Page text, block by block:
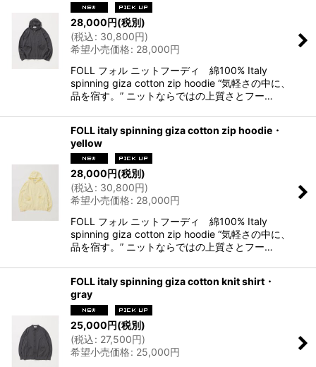
28,000円(税別)
(税込: 30,800円)
希望小売価格: 28,000円
FOLL フォル ニットフーディ 綿100% Italy
spinning giza cotton zip hoodie “気軽さの中に、
品を宿す。” ニットならではの上質さとフー…
FOLL italy spinning giza cotton zip hoodie・
yellow
28,000円(税別)
(税込: 30,800円)
希望小売価格: 28,000円
FOLL フォル ニットフーディ 綿100% Italy
spinning giza cotton zip hoodie “気軽さの中に、
品を宿す。” ニットならではの上質さとフー…
FOLL italy spinning giza cotton knit shirt・
gray
25,000円(税別)
(税込: 27,500円)
希望小売価格: 25,000円